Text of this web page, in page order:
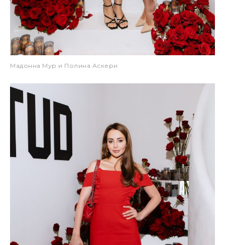
Мадонна Мур и Полина Аскери